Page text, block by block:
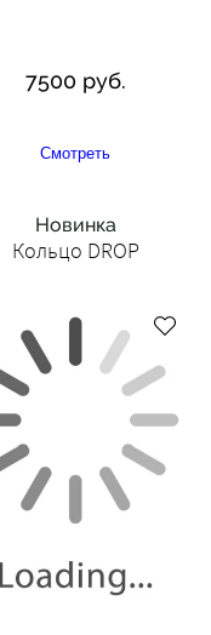
7500 руб.
Смотреть
Новинка
Кольцо DROP